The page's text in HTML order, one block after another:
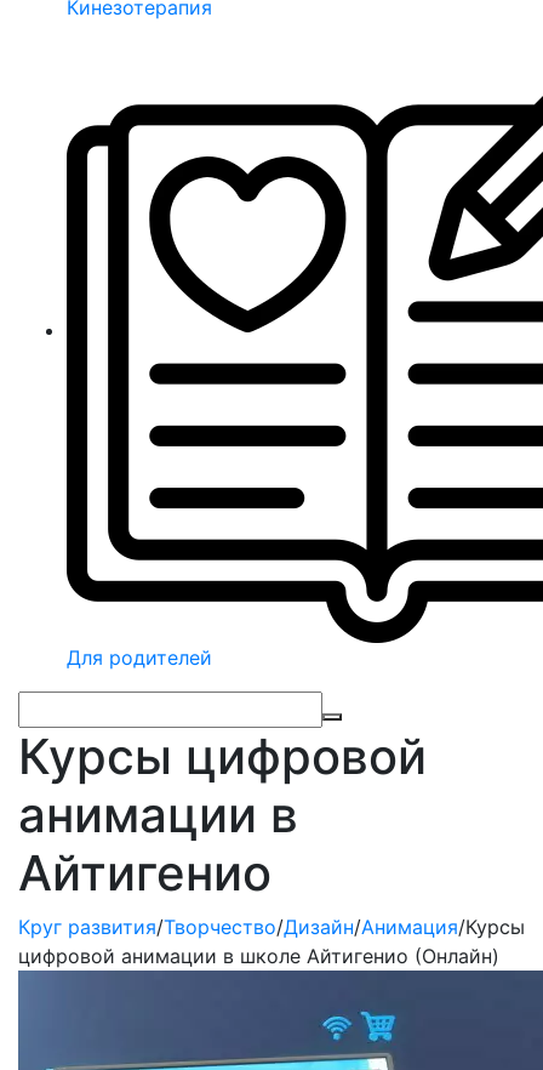
Кинезотерапия
Для родителей
Курсы цифровой
анимации в
Айтигенио
Круг развития/Творчество/Дизайн/Анимация/Курсы
цифровой анимации в школе Айтигенио (Онлайн)